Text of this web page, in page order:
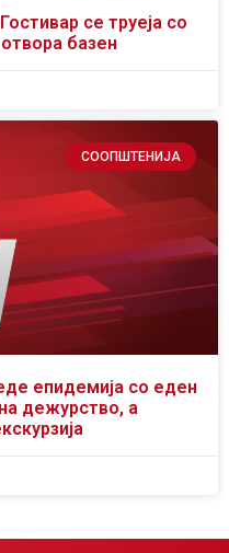
се труеја со
базен
СООПШТЕНИЈА
епидемија со еден
дежурство, а